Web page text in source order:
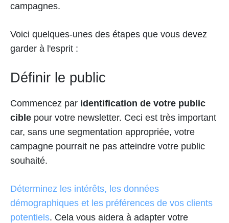
campagnes.
Voici quelques-unes des étapes que vous devez
garder à l'esprit :
Définir le public
Commencez par identification de votre public
cible pour votre newsletter. Ceci est très important
car, sans une segmentation appropriée, votre
campagne pourrait ne pas atteindre votre public
souhaité.
Déterminez les intérêts, les données
démographiques et les préférences de vos clients
potentiels. Cela vous aidera à adapter votre